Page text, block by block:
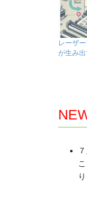
レーザ
が生み